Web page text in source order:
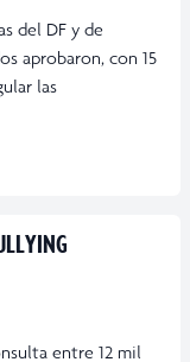
del DF y de
aprobaron, con 15
las
entre 12 mil